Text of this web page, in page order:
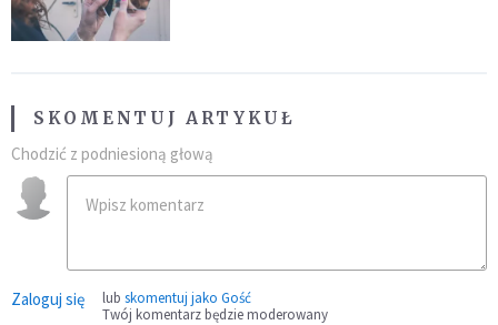
SKOMENTUJ ARTYKUŁ
Chodzić z podniesioną głową
Zaloguj się lub skomentuj jako Gość
Twój komentarz będzie moderowany